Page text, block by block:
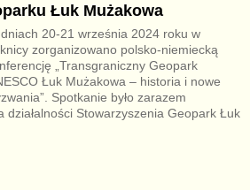
Łuk Mużakowa
20-21 września 2024 roku w
zorganizowano polsko-niemiecką
„Transgraniczny Geopark
Łuk Mużakowa – historia i nowe
Spotkanie było zarazem
działalności Stowarzyszenia Geopark Łuk